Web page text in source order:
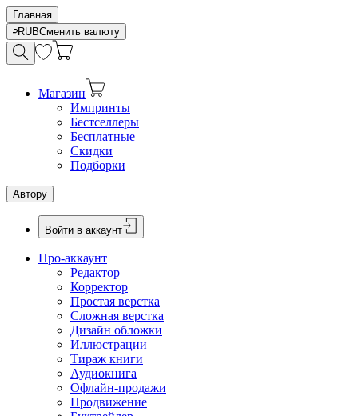
Главная
RUBСменить валюту
Магазин
Импринты
Бестселлеры
Бесплатные
Скидки
Подборки
Автору
Войти в аккаунт
Про-аккаунт
Редактор
Корректор
Простая верстка
Сложная верстка
Дизайн обложки
Иллюстрации
Тираж книги
Аудиокнига
Офлайн-продажи
Продвижение